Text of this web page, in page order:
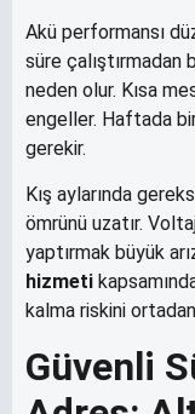
Akü performansı
süre çalıştırmadan
neden olur. Kısa
engeller. Haftada
gerekir.
Kış aylarında
ömrünü uzatır.
yaptırmak büyük
hizmeti
kalma riskini ortadan
Güvenli